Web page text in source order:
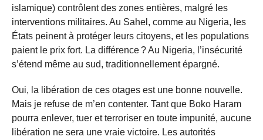
islamique) contrôlent des zones entières, malgré les
interventions militaires. Au Sahel, comme au Nigeria, les
États peinent à protéger leurs citoyens, et les populations
paient le prix fort. La différence ? Au Nigeria, l’insécurité
s’étend même au sud, traditionnellement épargné.
Oui, la libération de ces otages est une bonne nouvelle.
Mais je refuse de m’en contenter. Tant que Boko Haram
pourra enlever, tuer et terroriser en toute impunité, aucune
libération ne sera une vraie victoire. Les autorités